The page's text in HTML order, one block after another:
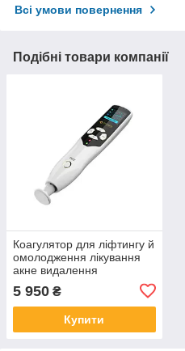
Всі умови повернення
Подібні товари компанії
Коагулятор для ліфтингу й
омолодження лікування
акне видалення
плям Plasma Pen 2PAA
2000
5 950 ₴
Купити